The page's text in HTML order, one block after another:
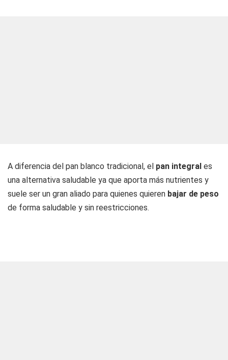
A diferencia del pan blanco tradicional, el pan integral es
una alternativa saludable ya que aporta más nutrientes y
suele ser un gran aliado para quienes quieren bajar de peso
de forma saludable y sin reestricciones.